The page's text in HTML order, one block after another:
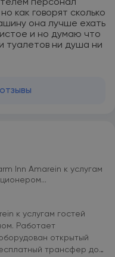
персонал
как говорят сколько
она лучше ехать
и но думаю что
туалетов ни душа ни
Inn Amarein к услугам
к услугам гостей
Работает
открытый
трансфер до